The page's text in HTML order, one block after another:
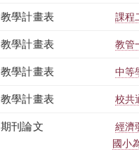
教學計畫表 課程
教學計畫表 教管
教學計畫表 中等
教學計畫表 校共
期刊論文
經濟
國小